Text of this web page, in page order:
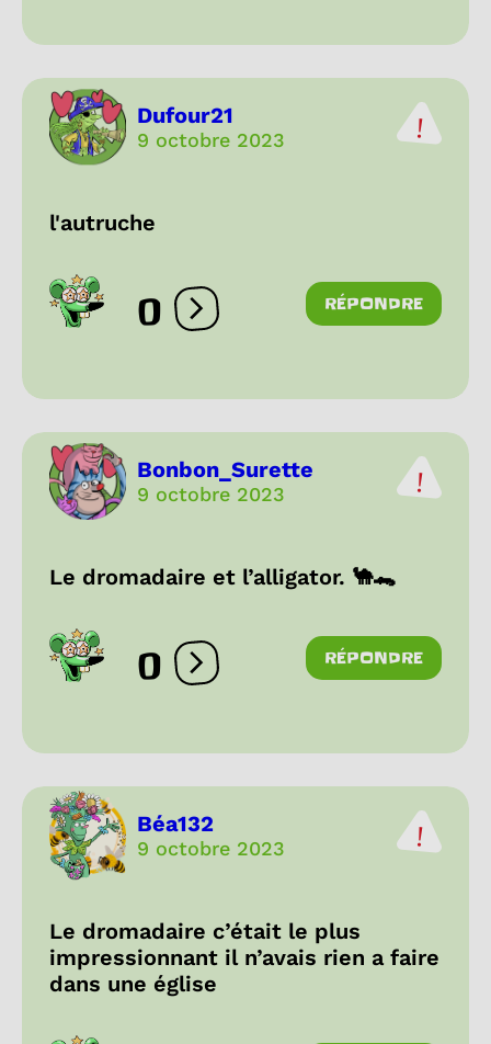
Dufour21
9 octobre 2023
l'autruche
0 Ouvrir les réactions
RÉPONDRE
Bonbon_Surette
9 octobre 2023
Le dromadaire et l’alligator. 🐪🐊
0 Ouvrir les réactions
RÉPONDRE
Béa132
9 octobre 2023
Le dromadaire c’était le plus
impressionnant il n’avais rien a faire
dans une église